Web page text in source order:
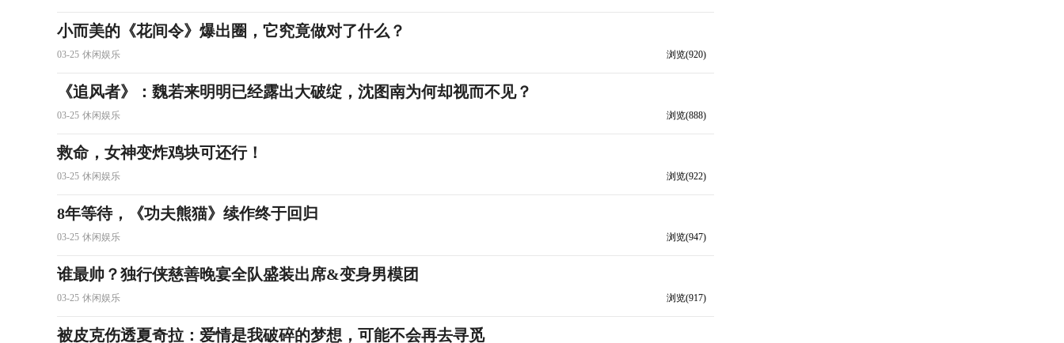
小而美的《花间令》爆出圈，它究竟做对了什么？
03-25 休闲娱乐 浏览(920)
《追风者》：魏若来明明已经露出大破绽，沈图南为何却视而不见？
03-25 休闲娱乐 浏览(888)
救命，女神变炸鸡块可还行！
03-25 休闲娱乐 浏览(922)
8年等待，《功夫熊猫》续作终于回归
03-25 休闲娱乐 浏览(947)
谁最帅？独行侠慈善晚宴全队盛装出席&变身男模团
03-25 休闲娱乐 浏览(917)
被皮克伤透夏奇拉：爱情是我破碎的梦想，可能不会再去寻觅